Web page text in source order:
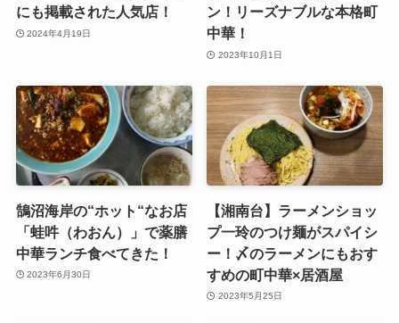
にも掲載された人気店！
2024年4月19日
ン！リーズナブルな本格町
中華！
2023年10月1日
鵠沼海岸の“ホット“なお店
「蛙吽（わおん）」で薬膳
中華ランチ食べてきた！
2023年6月30日
【湘南台】ラーメンショッ
プ一玲のつけ麺がスパイシ
ー！〆のラーメンにもおす
すめの町中華×居酒屋
2023年5月25日